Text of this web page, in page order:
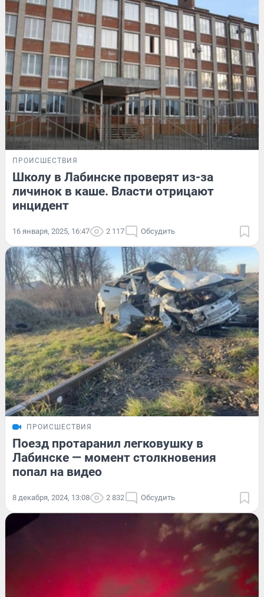
ПРОИСШЕСТВИЯ
Школу в Лабинске проверят из-за
личинок в каше. Власти отрицают
инцидент
16 января, 2025, 16:47 2 117 Обсудить
ПРОИСШЕСТВИЯ
Поезд протаранил легковушку в
Лабинске — момент столкновения
попал на видео
8 декабря, 2024, 13:08 2 832 Обсудить